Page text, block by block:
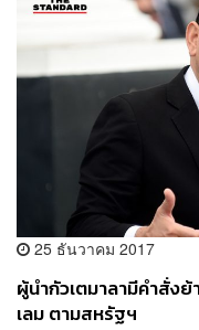
25 ธันวาคม 2017
ผู้นำกัวเตมาลามีคำสั่ง
เลม ตามสหรัฐฯ